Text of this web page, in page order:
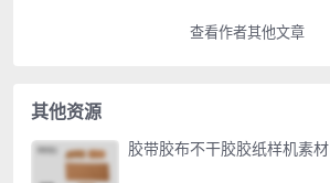
查看作者其他文章
其他资源
胶带胶布不干胶胶纸样机素材